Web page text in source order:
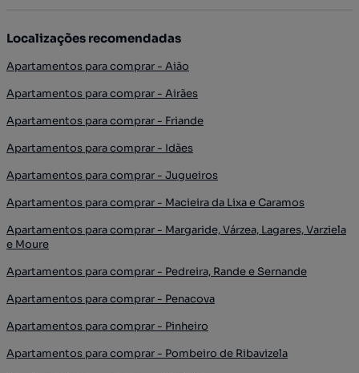
Localizações recomendadas
Apartamentos para comprar - Aião
Apartamentos para comprar - Airães
Apartamentos para comprar - Friande
Apartamentos para comprar - Idães
Apartamentos para comprar - Jugueiros
Apartamentos para comprar - Macieira da Lixa e Caramos
Apartamentos para comprar - Margaride, Várzea, Lagares, Varziela
e Moure
Apartamentos para comprar - Pedreira, Rande e Sernande
Apartamentos para comprar - Penacova
Apartamentos para comprar - Pinheiro
Apartamentos para comprar - Pombeiro de Ribavizela